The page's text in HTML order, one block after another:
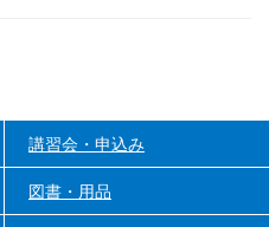
講習会・申込み
図書・用品